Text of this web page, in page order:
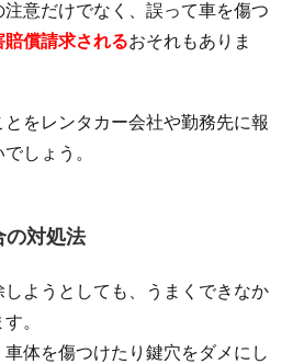
意だけでなく、誤って車を傷つ
賠償請求されるおそれもありま
をレンタカー会社や勤務先に報
しょう。
の対処法
ようとしても、うまくできなか
。
体を傷つけたり鍵穴をダメにし